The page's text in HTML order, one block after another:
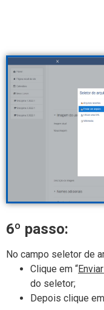
6º passo:
No campo seletor de
Clique em “
do seletor;
Depois clique